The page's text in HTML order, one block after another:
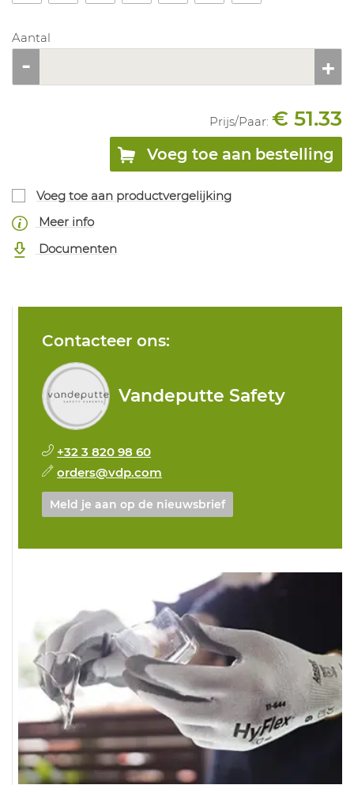
Aantal
Prijs/Paar: € 51.33
Voeg toe aan bestelling
Voeg toe aan productvergelijking
Meer info
Documenten
Contacteer ons:
Vandeputte Safety
+32 3 820 98 60
orders@vdp.com
Meld je aan op de nieuwsbrief